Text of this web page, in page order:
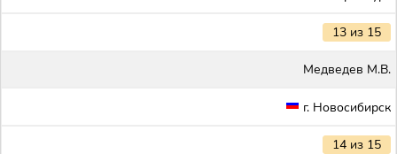
13 из 15
Медведев М.В.
г. Новосибирск
14 из 15